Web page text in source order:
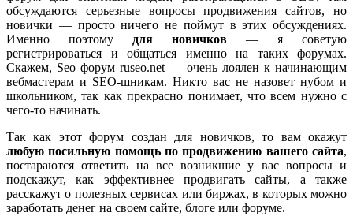
обсуждаются серьезные вопросы продвижения сайтов, но
новички — просто ничего не поймут в этих обсуждениях.
Именно поэтому для новичков — я советую
регистрироваться и общаться именно на таких форумах.
Скажем, Seo форум ruseo.net — очень лоялен к начинающим
вебмастерам и SEO-шникам. Никто вас не назовет нубом и
школьником, так как прекрасно понимает, что всем нужно с
чего-то начинать.
Так как этот форум создан для новичков, то вам окажут
любую посильную помощь по продвижению вашего сайта,
постараются ответить на все возникшие у вас вопросы и
подскажут, как эффективнее продвигать сайты, а также
расскажут о полезных сервисах или биржах, в которых можно
заработать денег на своем сайте, блоге или форуме.